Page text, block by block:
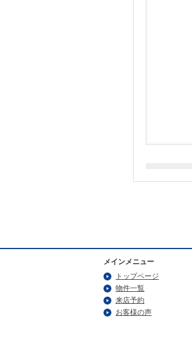
メインメニュー
トップページ
物件一覧
来店予約
お客様の声